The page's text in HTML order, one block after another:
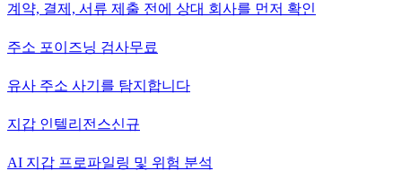
계약, 결제, 서류 제출 전에 상대 회사를 먼저 확인
주소 포이즈닝 검사무료
유사 주소 사기를 탐지합니다
지갑 인텔리전스신규
AI 지갑 프로파일링 및 위험 분석